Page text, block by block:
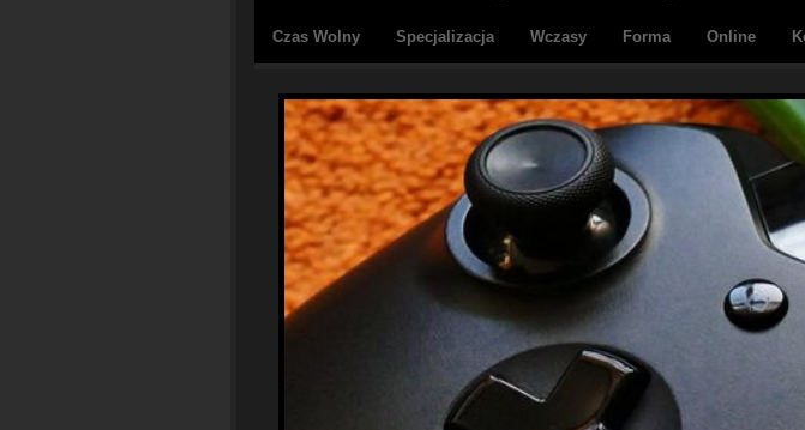
Czas Wolny Specjalizacja Wczasy Forma Online